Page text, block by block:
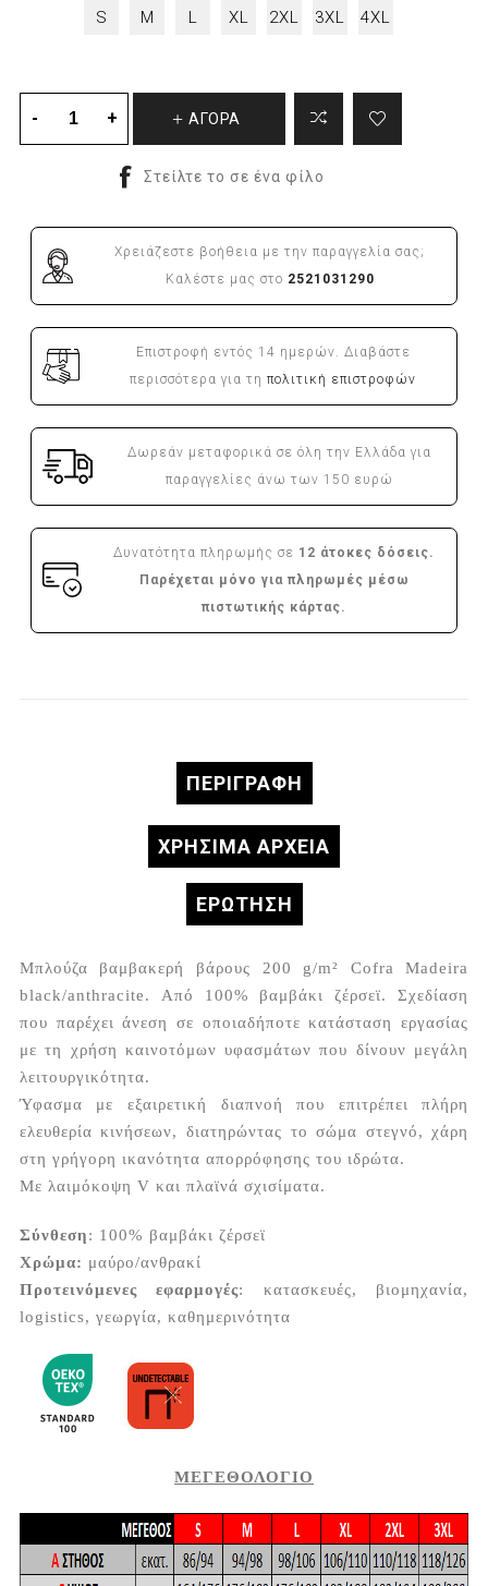
S M L XL 2XL 3XL 4XL
ΑΓΟΡΑ
Χρειάζεστε βοήθεια με την παραγγελία σας;
Καλέστε μας στο 2521031290
Επιστροφή εντός 14 ημερών. Διαβάστε
περισσότερα για τηπολιτική επιστροφών
Δωρεάν μεταφορικά σε όλη την Ελλάδα για
παραγγελίες άνω των 150 ευρώ
Δυνατότητα πληρωμής σε 12 άτοκες δόσεις.
Παρέχεται μόνο για πληρωμές μέσω
πιστωτικής κάρτας.
ΠΕΡΙΓΡΑΦΉ
ΧΡΗΣΙΜΑ ΑΡΧΕΙΑ
ΕΡΏΤΗΣΗ
Μπλούζα βαμβακερή βάρους 200 g/m² Cofra Madeira
black/anthracite. Από 100% βαμβάκι ζέρσεϊ. Σχεδίαση
που παρέχει άνεση σε οποιαδήποτε κατάσταση εργασίας
με τη χρήση καινοτόμων υφασμάτων που δίνουν μεγάλη
λειτουργικότητα.
Ύφασμα με εξαιρετική διαπνοή που επιτρέπει πλήρη
ελευθερία κινήσεων, διατηρώντας το σώμα στεγνό, χάρη
στη γρήγορη ικανότητα απορρόφησης του ιδρώτα.
Με λαιμόκοψη V και πλαϊνά σχισίματα.
Σύνθεση: 100% βαμβάκι ζέρσεϊ
Χρώμα: μαύρο/ανθρακί
Προτεινόμενες εφαρμογές: κατασκευές, βιομηχανία,
logistics, γεωργία, καθημερινότητα
ΜΕΓΕΘΟΛΟΓΙΟ